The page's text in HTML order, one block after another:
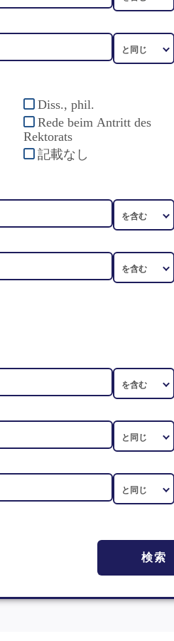
Diss., phil.
Rede beim Antritt des
Rektorats
記載なし
検索